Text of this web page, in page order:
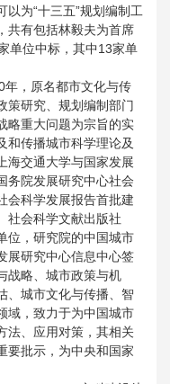
为“十三五”规划编制工
共有包括林毅夫为首席
单位中标，其中13家单
年，原名都市文化与传
策研究、规划编制部门
略重大问题为宗旨的实
和传播城市科学理论及
海交通大学与国家发展
务院发展研究中心社会
会科学发展报告首批建
社会科学文献出版社
位，研究院的中国城市
展研究中心信息中心签
战略、城市政策与机
、城市文化与传播、智
域，致力于为中国城市
法、应用对策，其相关
要批示，为中央和国家